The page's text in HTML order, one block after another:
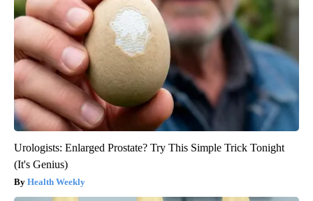
Urologists: Enlarged Prostate? Try This Simple Trick Tonight
(It's Genius)
Health Weekly